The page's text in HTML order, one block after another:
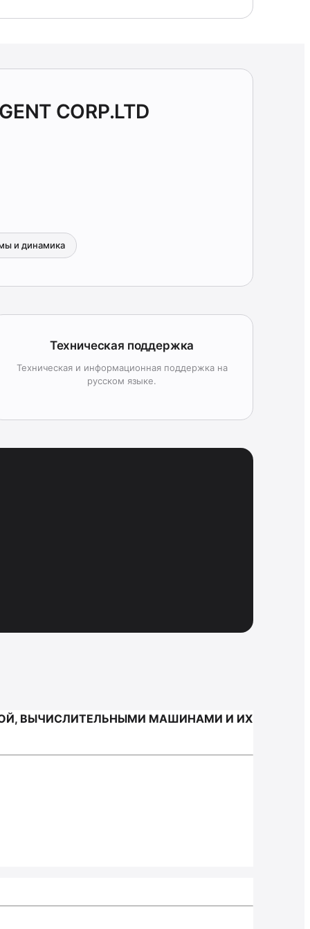
CORP.LTD
и динамика
Техническая поддержка
Техническая и информационная поддержка на
русском языке.
ВЫЧИСЛИТЕЛЬНЫМИ МАШИНАМИ И ИХ